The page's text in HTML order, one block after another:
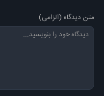
متن دیدگاه (الزامی)